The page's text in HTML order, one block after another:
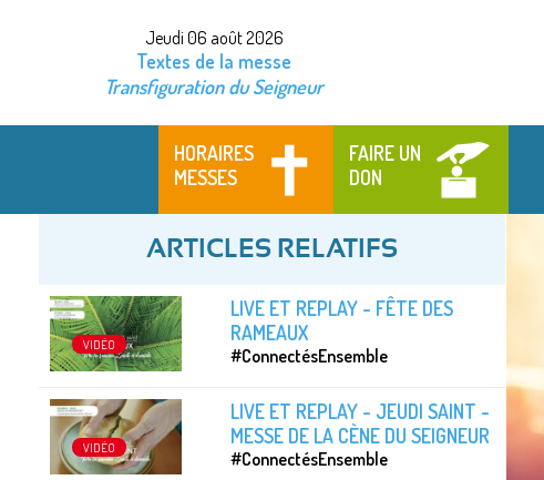
Jeudi 06 août 2026
Textes de la messe
Transfiguration du Seigneur
HORAIRES
MESSES
FAIRE UN
DON
ARTICLES RELATIFS
VIDÉO
LIVE ET REPLAY - FÊTE DES
RAMEAUX
#ConnectésEnsemble
VIDÉO
LIVE ET REPLAY - JEUDI SAINT -
MESSE DE LA CÈNE DU SEIGNEUR
#ConnectésEnsemble